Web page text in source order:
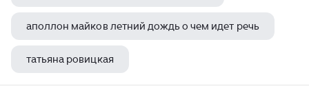
аполлон майков летний дождь о чем идет речь
татьяна ровицкая